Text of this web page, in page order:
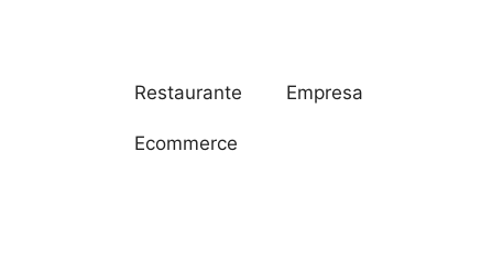
Restaurante Empresa
Ecommerce